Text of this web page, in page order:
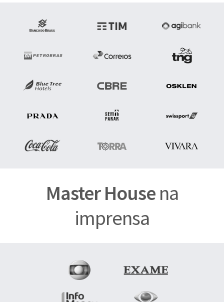
Master Housena
imprensa